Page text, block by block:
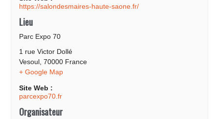
https://salondesmaires-haute-saone.fr/
Lieu
Parc Expo 70
1 rue Victor Dollé
Vesoul 70000 France
+ Google Map
Site Web :
parcexpo70.fr
Organisateur